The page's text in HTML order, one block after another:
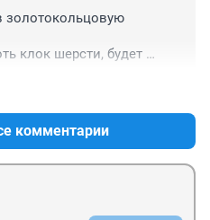
золотокольцовую
клок шерсти, будет
комментарии